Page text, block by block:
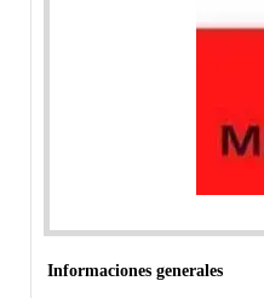
Informaciones generales